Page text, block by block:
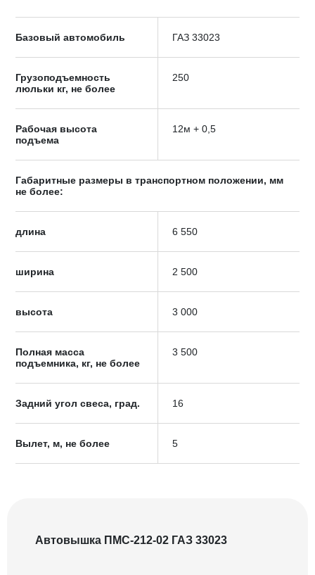
Базовый автомобиль ГАЗ 33023
Грузоподъемность
люльки кг, не более
250
Рабочая высота
подъема
12м + 0,5
Габаритные размеры в транспортном положении, мм
не более:
длина 6 550
ширина 2 500
высота 3 000
Полная масса
подъемника, кг, не более
3 500
Задний угол свеса, град. 16
Вылет, м, не более 5
Автовышка ПМС-212-02 ГАЗ 33023